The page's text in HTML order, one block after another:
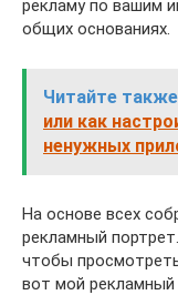
рекламу по вашим
общих основаниях.
Читайте
или как
ненужных
На основе всех
рекламный
чтобы
вот мой рекламный